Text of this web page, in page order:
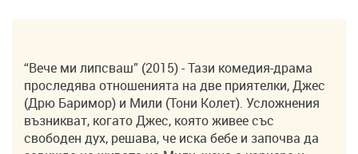
“Вече ми липсваш” (2015) - Тази комедия-драма
проследява отношенията на две приятелки, Джес
(Дрю Баримор) и Мили (Тони Колет). Усложнения
възникват, когато Джес, която живее със
свободен дух, решава, че иска бебе и започва да